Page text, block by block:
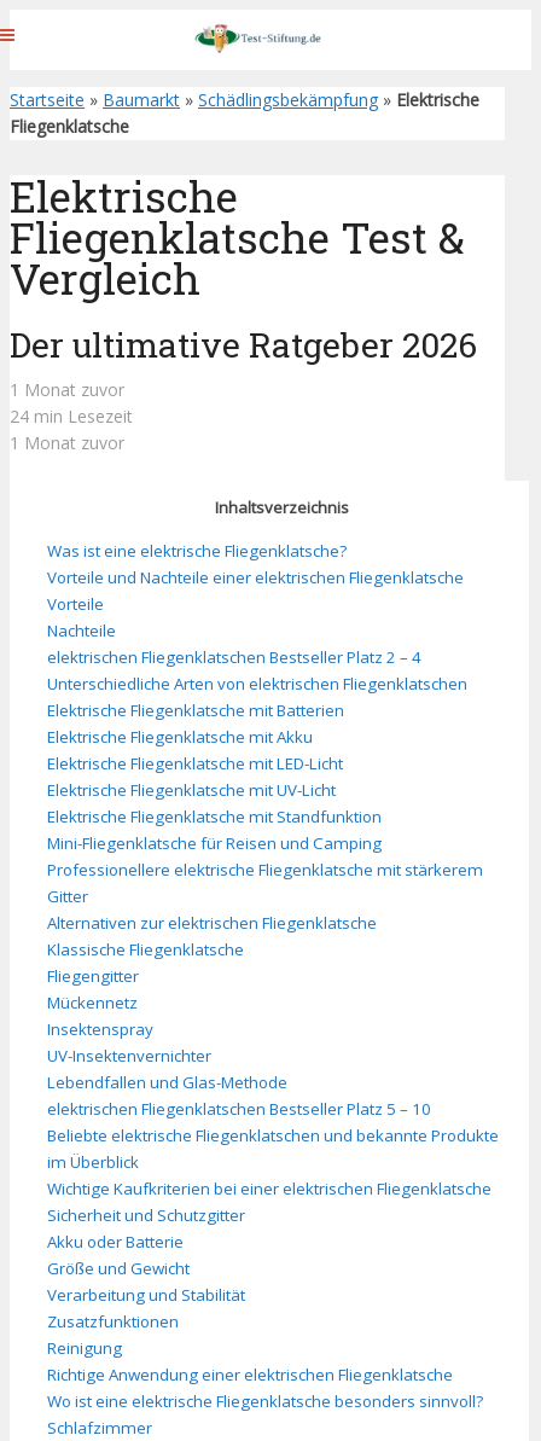
Startseite » Baumarkt » Schädlingsbekämpfung » Elektrische
Fliegenklatsche
Elektrische
Fliegenklatsche Test &
Vergleich
Der ultimative Ratgeber 2026
1 Monat zuvor
24 min Lesezeit
1 Monat zuvor
Inhaltsverzeichnis
Was ist eine elektrische Fliegenklatsche?
Vorteile und Nachteile einer elektrischen Fliegenklatsche
Vorteile
Nachteile
elektrischen Fliegenklatschen Bestseller Platz 2 – 4
Unterschiedliche Arten von elektrischen Fliegenklatschen
Elektrische Fliegenklatsche mit Batterien
Elektrische Fliegenklatsche mit Akku
Elektrische Fliegenklatsche mit LED-Licht
Elektrische Fliegenklatsche mit UV-Licht
Elektrische Fliegenklatsche mit Standfunktion
Mini-Fliegenklatsche für Reisen und Camping
Professionellere elektrische Fliegenklatsche mit stärkerem
Gitter
Alternativen zur elektrischen Fliegenklatsche
Klassische Fliegenklatsche
Fliegengitter
Mückennetz
Insektenspray
UV-Insektenvernichter
Lebendfallen und Glas-Methode
elektrischen Fliegenklatschen Bestseller Platz 5 – 10
Beliebte elektrische Fliegenklatschen und bekannte Produkte
im Überblick
Wichtige Kaufkriterien bei einer elektrischen Fliegenklatsche
Sicherheit und Schutzgitter
Akku oder Batterie
Größe und Gewicht
Verarbeitung und Stabilität
Zusatzfunktionen
Reinigung
Richtige Anwendung einer elektrischen Fliegenklatsche
Wo ist eine elektrische Fliegenklatsche besonders sinnvoll?
Schlafzimmer